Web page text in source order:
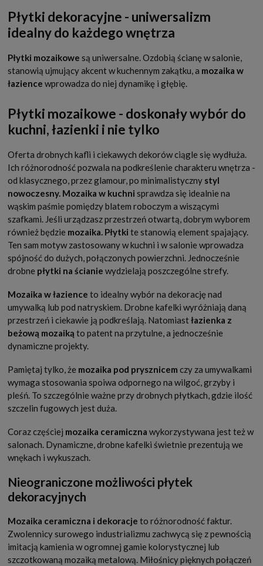
Płytki dekoracyjne - uniwersalizm
idealny do każdego wnętrza
Płytki mozaikowe są uniwersalne. Ozdobią ścianę w salonie,
stanowią ujmujący akcent w kuchennym zakątku, a mozaika w
łazience wprowadza do niej dynamikę i głębię.
Płytki mozaikowe - doskonały wybór do
kuchni, łazienki i nie tylko
Oferta drobnych kafli i ciekawych dekorów ciągle się wydłuża.
Ich różnorodność pozwala na podkreślenie charakteru wnętrza -
od klasycznego, przez glamour, po minimalistyczny styl
nowoczesny. Mozaika w kuchni sprawdza się idealnie na
wąskim paśmie pomiędzy blatem roboczym a wiszącymi
szafkami. Jeśli urządzasz przestrzeń otwartą, dobrym wyborem
również będzie mozaika. Płytki te stanowią element spajający.
Ten sam motyw zastosowany w kuchni i w salonie wprowadza
spójność do dużych, połączonych powierzchni. Jednocześnie
drobne płytki na ścianie wydzielają poszczególne strefy.
Mozaika w łazience to idealny wybór na dekorację nad
umywalką lub pod natryskiem. Drobne kafelki wyróżniają daną
przestrzeń i ciekawie ją podkreślają. Natomiastłazienka z
beżową mozaiką to patent na przytulne, a jednocześnie
dynamiczne projekty.
Pamiętaj tylko, że mozaika pod prysznicem czy za umywalkami
wymaga stosowania spoiwa odpornego na wilgoć, grzyby i
pleśń. To szczególnie ważne przy drobnych płytkach, gdzie ilość
szczelin fugowych jest duża.
Coraz częściej mozaika ceramiczna wykorzystywana jest też w
salonach. Dynamiczne, drobne kafelki świetnie prezentują we
wnękach i wykuszach.
Nieograniczone możliwości płytek
dekoracyjnych
Mozaika ceramiczna i dekoracje to różnorodność faktur.
Zwolennicy surowego industrializmu zachwycą się z pewnością
imitacją kamienia w ogromnej gamie kolorystycznej lub
szczotkowaną mozaiką metalową. Miłośnicy pięknych połączeń